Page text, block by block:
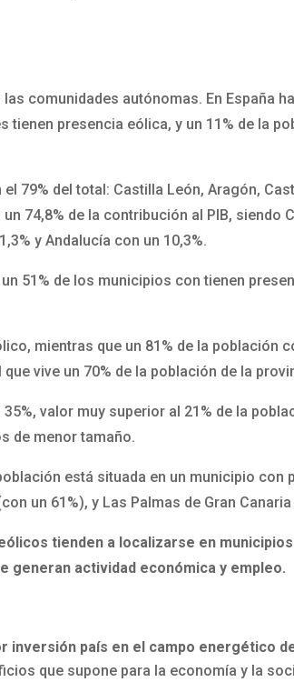
comunidades autónomas. En España
presencia eólica, y un 11% de la
79% del total: Castilla León, Aragón,
74,8% de la contribución al PIB, siendo
y Andalucía con un 10,3%.
51% de los municipios con tienen
mientras que un 81% de la población
vive un 70% de la población de la
valor muy superior al 21% de la
de menor tamaño.
está situada en un municipio con
un 61%), y Las Palmas de Gran
tienden a localizarse en
generan actividad económica y empleo.
inversión país en el campo energético
que supone para la economía y la